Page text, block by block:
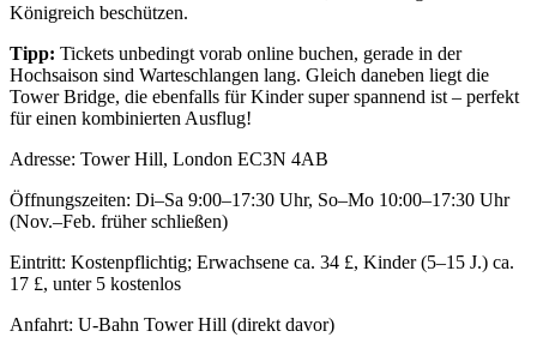
Königreich beschützen.
Tipp: Tickets unbedingt vorab online buchen, gerade in der
Hochsaison sind Warteschlangen lang. Gleich daneben liegt die
Tower Bridge, die ebenfalls für Kinder super spannend ist – perfekt
für einen kombinierten Ausflug!
Adresse: Tower Hill, London EC3N 4AB
Öffnungszeiten: Di–Sa 9:00–17:30 Uhr, So–Mo 10:00–17:30 Uhr
(Nov.–Feb. früher schließen)
Eintritt: Kostenpflichtig; Erwachsene ca. 34 £, Kinder (5–15 J.) ca.
17 £, unter 5 kostenlos
Anfahrt: U-Bahn Tower Hill (direkt davor)